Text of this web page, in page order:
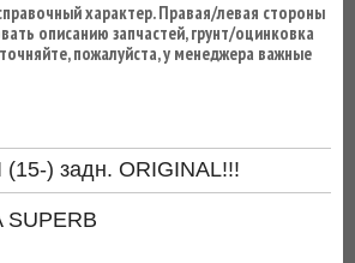
характер. Правая/левая стороны
описанию запчастей, грунт/оцинковка
пожалуйста, у менеджера важные
(15-) задн. ORIGINAL!!!
SUPERB